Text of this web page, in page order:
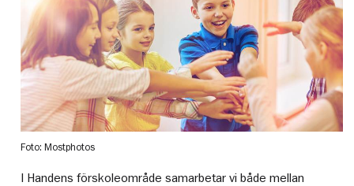
Foto: Mostphotos
I Handens förskoleområde samarbetar vi både mellan